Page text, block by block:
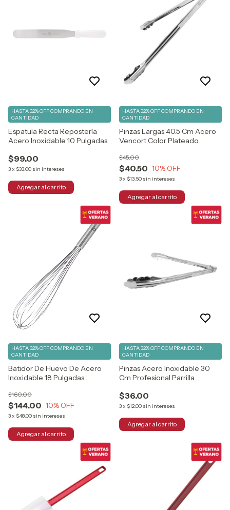
Espatula Recta Repostería
Acero Inoxidable 10 Pulgadas
$99.00
3x $33.00 sin intereses
HASTA 32% OFFCOMPRANDO EN
CANTIDAD
Pinzas Largas 40.5 Cm Acero
Vencort Color Plateado
$40.50
$45.00
10% OFF
3x $13.50 sin intereses
HASTA 32% OFFCOMPRANDO EN
CANTIDAD
Batidor De Huevo De Acero
Inoxidable 18 Pulgadas
$144.00
$160.00
10% OFF
3x $48.00 sin intereses
HASTA 32% OFFCOMPRANDO EN
CANTIDAD
Pinzas Acero Inoxidable 30
Cm Profesional Parrilla
$36.00
3x $12.00 sin intereses
HASTA 32% OFFCOMPRANDO EN
CANTIDAD